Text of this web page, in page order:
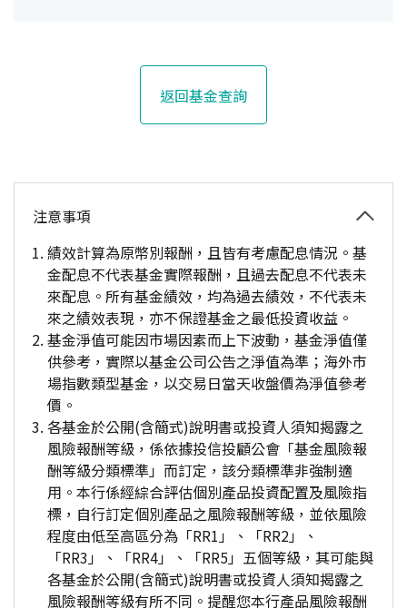
返回基金查詢
注意事項
績效計算為原幣別報酬，且皆有考慮配息情況。基
金配息不代表基金實際報酬，且過去配息不代表未
來配息。所有基金績效，均為過去績效，不代表未
來之績效表現，亦不保證基金之最低投資收益。
基金淨值可能因市場因素而上下波動，基金淨值僅
供參考，實際以基金公司公告之淨值為準；海外市
場指數類型基金，以交易日當天收盤價為淨值參考
價。
各基金於公開(含簡式)說明書或投資人須知揭露之
風險報酬等級，係依據投信投顧公會「基金風險報
酬等級分類標準」而訂定，該分類標準非強制適
用。本行係經綜合評估個別產品投資配置及風險指
標，自行訂定個別產品之風險報酬等級，並依風險
程度由低至高區分為「RR1」、「RR2」、
「RR3」、「RR4」、「RR5」五個等級，其可能與
各基金於公開(含簡式)說明書或投資人須知揭露之
風險報酬等級有所不同。提醒您本行產品風險報酬